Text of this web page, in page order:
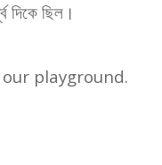
দিকে ছিল।
playground.